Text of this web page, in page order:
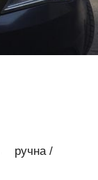
ручна /